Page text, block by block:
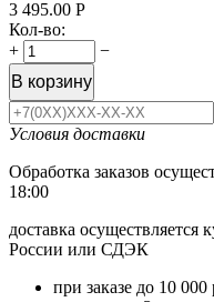
3 495.00 Р
Кол-во:
+
−
В корзину
Условия доставки
Обработка заказов
18:00
доставка
России или СДЭК
при заказе до 10